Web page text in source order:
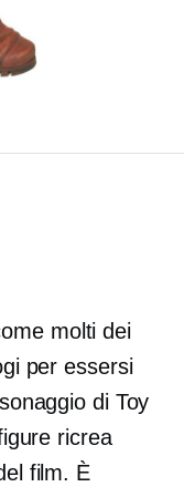
molti dei
per essersi
di Toy
ricrea
film. È